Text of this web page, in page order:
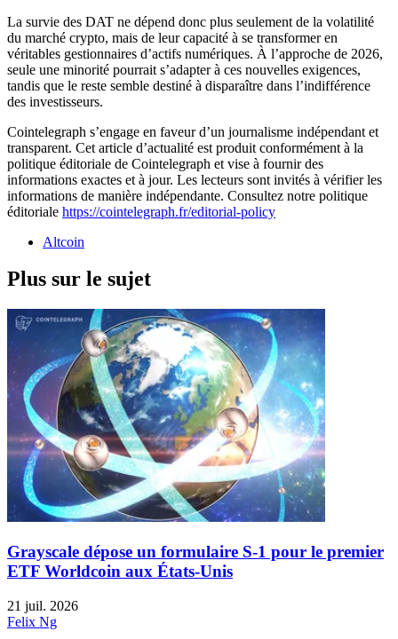
La survie des DAT ne dépend donc plus seulement de la volatilité
du marché crypto, mais de leur capacité à se transformer en
véritables gestionnaires d’actifs numériques. À l’approche de 2026,
seule une minorité pourrait s’adapter à ces nouvelles exigences,
tandis que le reste semble destiné à disparaître dans l’indifférence
des investisseurs.
Cointelegraph s’engage en faveur d’un journalisme indépendant et
transparent. Cet article d’actualité est produit conformément à la
politique éditoriale de Cointelegraph et vise à fournir des
informations exactes et à jour. Les lecteurs sont invités à vérifier les
informations de manière indépendante. Consultez notre politique
éditoriale https://cointelegraph.fr/editorial-policy
Altcoin
Plus sur le sujet
Grayscale dépose un formulaire S-1 pour le premier
ETF Worldcoin aux États-Unis
21 juil. 2026
Felix Ng